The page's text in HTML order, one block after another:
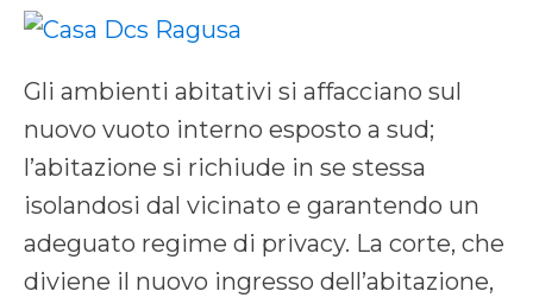
Gli ambienti abitativi si affacciano sul
nuovo vuoto interno esposto a sud;
l’abitazione si richiude in se stessa
isolandosi dal vicinato e garantendo un
adeguato regime di privacy. La corte, che
diviene il nuovo ingresso dell’abitazione,